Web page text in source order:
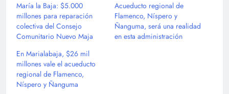
María la Baja: $5.000
millones para reparación
colectiva del Consejo
Comunitario Nuevo Maja
Acueducto regional de
Flamenco, Níspero y
Ñanguma, será una realidad
en esta administración
En Marialabaja, $26 mil
millones vale el acueducto
regional de Flamenco,
Níspero y Ñanguma